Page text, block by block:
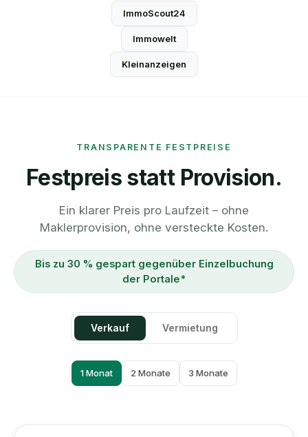
ImmoScout24
Immowelt
Kleinanzeigen
TRANSPARENTE FESTPREISE
Festpreis statt Provision.
Ein klarer Preis pro Laufzeit – ohne
Maklerprovision, ohne versteckte Kosten.
Bis zu 30 % gespart gegenüber Einzelbuchung
der Portale*
Verkauf Vermietung
1 Monat 2 Monate 3 Monate